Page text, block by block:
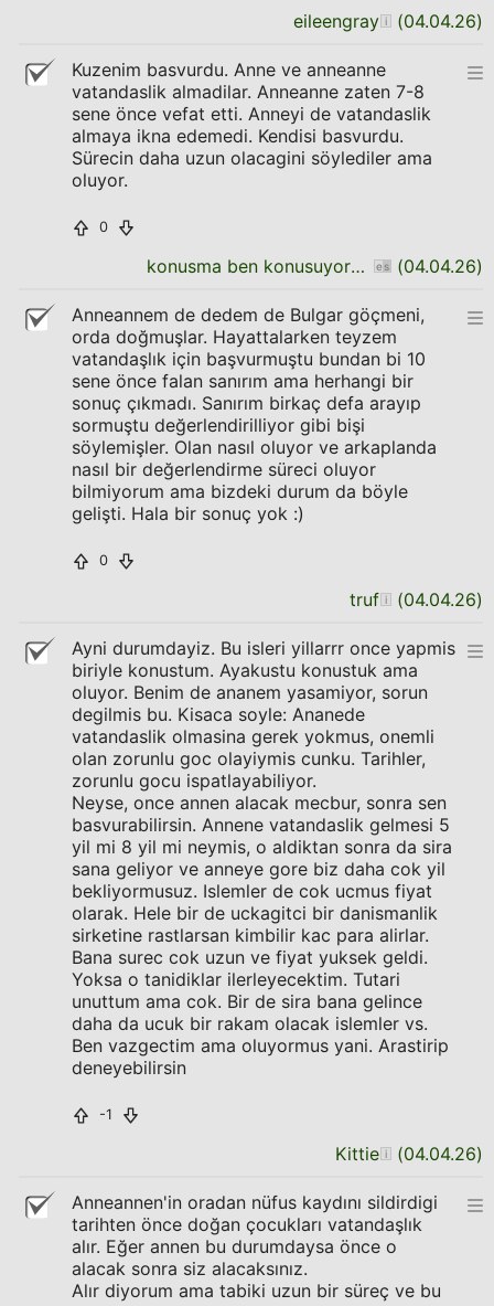
eileengray (04.04.26)
Kuzenim basvurdu. Anne ve anneanne
vatandaslik almadilar. Anneanne zaten 7-8
sene önce vefat etti. Anneyi de vatandaslik
almaya ikna edemedi. Kendisi basvurdu.
Sürecin daha uzun olacagini söylediler ama
oluyor.
0
konusma ben konusuyorum daha bitirmedim (04.04.26)
Anneannem de dedem de Bulgar göçmeni,
orda doğmuşlar. Hayattalarken teyzem
vatandaşlık için başvurmuştu bundan bi 10
sene önce falan sanırım ama herhangi bir
sonuç çıkmadı. Sanırım birkaç defa arayıp
sormuştu değerlendirilliyor gibi bişi
söylemişler. Olan nasıl oluyor ve arkaplanda
nasıl bir değerlendirme süreci oluyor
bilmiyorum ama bizdeki durum da böyle
gelişti. Hala bir sonuç yok :)
0
truf (04.04.26)
Ayni durumdayiz. Bu isleri yillarrr once yapmis
biriyle konustum. Ayakustu konustuk ama
oluyor. Benim de ananem yasamiyor, sorun
degilmis bu. Kisaca soyle: Ananede
vatandaslik olmasina gerek yokmus, onemli
olan zorunlu goc olayiymis cunku. Tarihler,
zorunlu gocu ispatlayabiliyor.
Neyse, once annen alacak mecbur, sonra sen
basvurabilirsin. Annene vatandaslik gelmesi 5
yil mi 8 yil mi neymis, o aldiktan sonra da sira
sana geliyor ve anneye gore biz daha cok yil
bekliyormusuz. Islemler de cok ucmus fiyat
olarak. Hele bir de uckagitci bir danismanlik
sirketine rastlarsan kimbilir kac para alirlar.
Bana surec cok uzun ve fiyat yuksek geldi.
Yoksa o tanidiklar ilerleyecektim. Tutari
unuttum ama cok. Bir de sira bana gelince
daha da ucuk bir rakam olacak islemler vs.
Ben vazgectim ama oluyormus yani. Arastirip
deneyebilirsin
-1
Kittie (04.04.26)
Anneannen'in oradan nüfus kaydını sildirdigi
tarihten önce doğan çocukları vatandaşlık
alır. Eğer annen bu durumdaysa önce o
alacak sonra siz alacaksınız.
Alır diyorum ama tabiki uzun bir süreç ve bu